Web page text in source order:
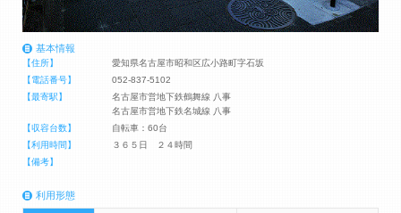
基本情報
【住所】
愛知県名古屋市昭和区広小路町字石坂
【電話番号】
052-837-5102
【最寄駅】
名古屋市営地下鉄鶴舞線 八事
名古屋市営地下鉄名城線 八事
【収容台数】
自転車：60台
【利用時間】
３６５日 ２４時間
【備考】
利用形態